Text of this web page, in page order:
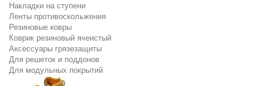
Накладки на ступени
Ленты противоскольжения
Резиновые ковры
Коврик резиновый ячеистый
Аксессуары грязезащиты
Для решеток и поддонов
Для модульных покрытий